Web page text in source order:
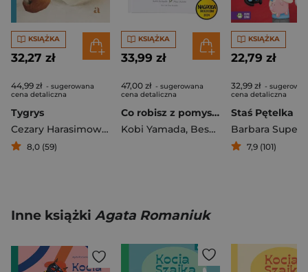
KSIĄŻKA
32,27 zł
44,99 zł - sugerowana
cena detaliczna
Tygrys
Cezary Harasimowicz
8,0 (59)
KSIĄŻKA
33,99 zł
47,00 zł - sugerowana
cena detaliczna
Co robisz z pomysłem
Kobi Yamada, Besom Mae
KSIĄŻKA
22,79 zł
32,99 zł -
cena detaliczna
Barbara Supeł
7,9 (101)
Inne książki Agata Romaniuk